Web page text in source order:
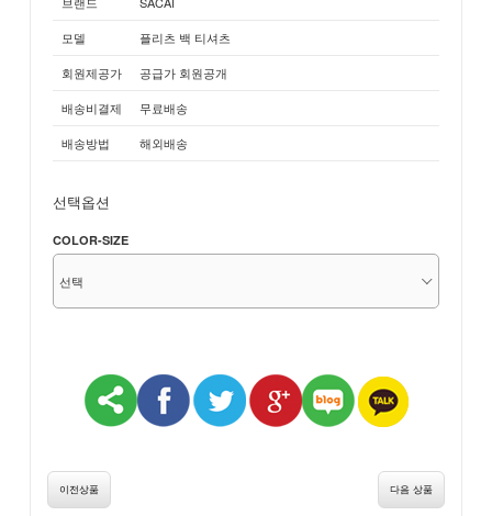
모델
플리츠 백 티셔츠
회원제공가
공급가 회원공개
배송비결제
무료배송
배송방법
해외배송
선택옵션
COLOR-SIZE
이전상품 다음 상품